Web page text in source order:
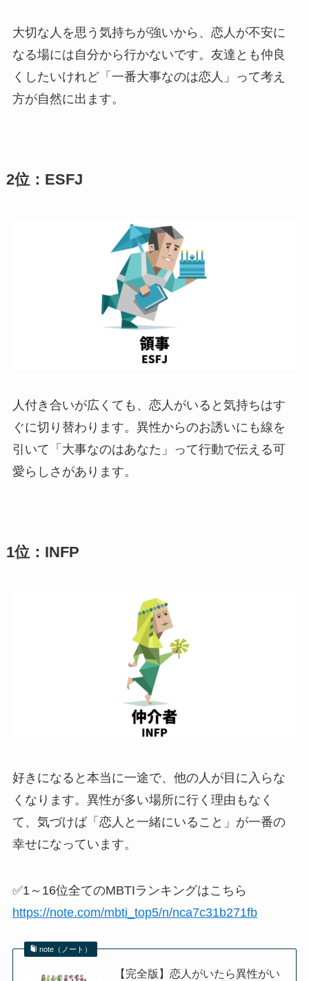
大切な人を思う気持ちが強いから、恋人が不安に
なる場には自分から行かないです。友達とも仲良
くしたいけれど「一番大事なのは恋人」って考え
方が自然に出ます。
2位：ESFJ
人付き合いが広くても、恋人がいると気持ちはす
ぐに切り替わります。異性からのお誘いにも線を
引いて「大事なのはあなた」って行動で伝える可
愛らしさがあります。
1位：INFP
好きになると本当に一途で、他の人が目に入らな
くなります。異性が多い場所に行く理由もなく
て、気づけば「恋人と一緒にいること」が一番の
幸せになっています。
✅1～16位全てのMBTIランキングはこちら
https://note.com/mbti_top5/n/nca7c31b271fb
note（ノート）
【完全版】恋人がいたら異性がい